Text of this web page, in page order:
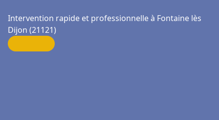
Intervention rapide et professionnelle à Fontaine lès
Dijon (21121)